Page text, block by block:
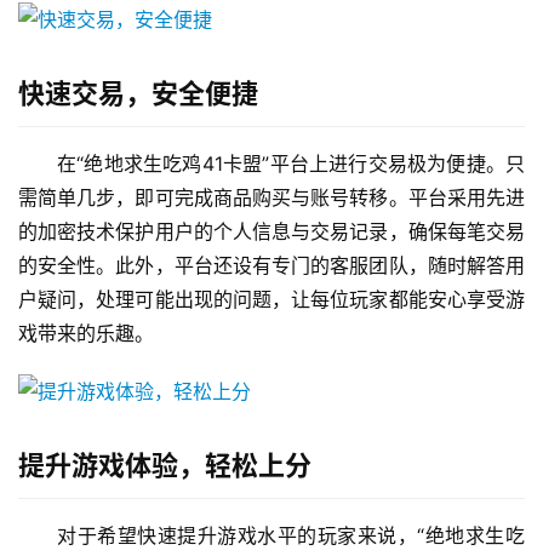
快速交易，安全便捷
在“绝地求生吃鸡41卡盟”平台上进行交易极为便捷。只
需简单几步，即可完成商品购买与账号转移。平台采用先进
的加密技术保护用户的个人信息与交易记录，确保每笔交易
的安全性。此外，平台还设有专门的客服团队，随时解答用
户疑问，处理可能出现的问题，让每位玩家都能安心享受游
戏带来的乐趣。
提升游戏体验，轻松上分
对于希望快速提升游戏水平的玩家来说，“绝地求生吃